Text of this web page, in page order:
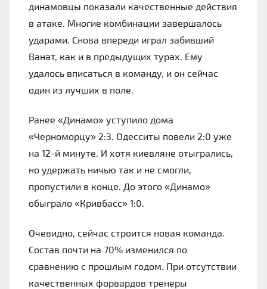
динамовцы показали качественные действия
в атаке. Многие комбинации завершалось
ударами. Снова впереди играл забивший
Ванат, как и в предыдущих турах. Ему
удалось вписаться в команду, и он сейчас
один из лучших в поле.
Ранее «Динамо» уступило дома
«Черноморцу» 2:3. Одесситы повели 2:0 уже
на 12-й минуте. И хотя киевляне отыгрались,
но удержать ничью так и не смогли,
пропустили в конце. До этого «Динамо»
обыграло «Кривбасс» 1:0.
Очевидно, сейчас строится новая команда.
Состав почти на 70% изменился по
сравнению с прошлым годом. При отсутствии
качественных форвардов тренеры